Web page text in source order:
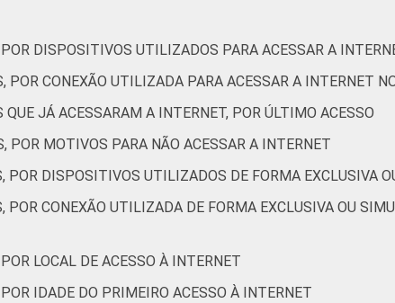
84 8 1 0 8
89 8 0 0 3
90 9 0 0 1
1 SM
SM
DISPOSITIVOS UTILIZADOS PARA ACESSAR A
POR CONEXÃO UTILIZADA PARA ACESSAR A INTERNET
JÁ ACESSARAM A INTERNET, POR ÚLTIMO ACESSO
POR MOTIVOS PARA NÃO ACESSAR A INTERNET
POR DISPOSITIVOS UTILIZADOS DE FORMA EXCLUSIVA
POR CONEXÃO UTILIZADA DE FORMA EXCLUSIVA OU
LOCAL DE ACESSO À INTERNET
IDADE DO PRIMEIRO ACESSO À INTERNET